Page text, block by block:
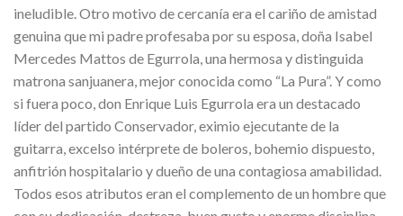
ineludible. Otro motivo de cercanía era el cariño de amistad
genuina que mi padre profesaba por su esposa, doña Isabel
Mercedes Mattos de Egurrola, una hermosa y distinguida
matrona sanjuanera, mejor conocida como “La Pura”. Y como
si fuera poco, don Enrique Luis Egurrola era un destacado
líder del partido Conservador, eximio ejecutante de la
guitarra, excelso intérprete de boleros, bohemio dispuesto,
anfitrión hospitalario y dueño de una contagiosa amabilidad.
Todos esos atributos eran el complemento de un hombre que